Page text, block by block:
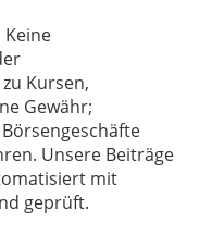
Kursen,
Gewähr;
Unsere Beiträge
mit
geprüft.